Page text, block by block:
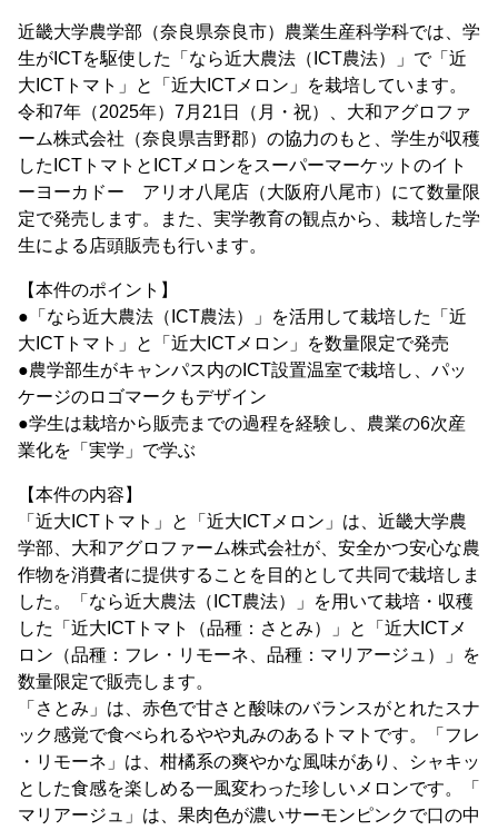
近畿大学農学部（奈良県奈良市）農業生産科学科では、学
生がICTを駆使した「なら近大農法（ICT農法）」で「近
大ICTトマト」と「近大ICTメロン」を栽培しています。
令和7年（2025年）7月21日（月・祝）、大和アグロファ
ーム株式会社（奈良県吉野郡）の協力のもと、学生が収穫
したICTトマトとICTメロンをスーパーマーケットのイト
ーヨーカドー アリオ八尾店（大阪府八尾市）にて数量限
定で発売します。また、実学教育の観点から、栽培した学
生による店頭販売も行います。
【本件のポイント】
●「なら近大農法（ICT農法）」を活用して栽培した「近
大ICTトマト」と「近大ICTメロン」を数量限定で発売
●農学部生がキャンパス内のICT設置温室で栽培し、パッ
ケージのロゴマークもデザイン
●学生は栽培から販売までの過程を経験し、農業の6次産
業化を「実学」で学ぶ
【本件の内容】
「近大ICTトマト」と「近大ICTメロン」は、近畿大学農
学部、大和アグロファーム株式会社が、安全かつ安心な農
作物を消費者に提供することを目的として共同で栽培しま
した。「なら近大農法（ICT農法）」を用いて栽培・収穫
した「近大ICTトマト（品種：さとみ）」と「近大ICTメ
ロン（品種：フレ・リモーネ、品種：マリアージュ）」を
数量限定で販売します。
「さとみ」は、赤色で甘さと酸味のバランスがとれたスナ
ック感覚で食べられるやや丸みのあるトマトです。「フレ
・リモーネ」は、柑橘系の爽やかな風味があり、シャキッ
とした食感を楽しめる一風変わった珍しいメロンです。「
マリアージュ」は、果肉色が濃いサーモンピンクで口の中